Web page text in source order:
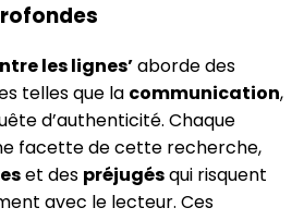
les lignes’aborde des
telles que la communication,
d’authenticité. Chaque
facette de cette recherche,
et des préjugésqui risquent
avec le lecteur. Ces